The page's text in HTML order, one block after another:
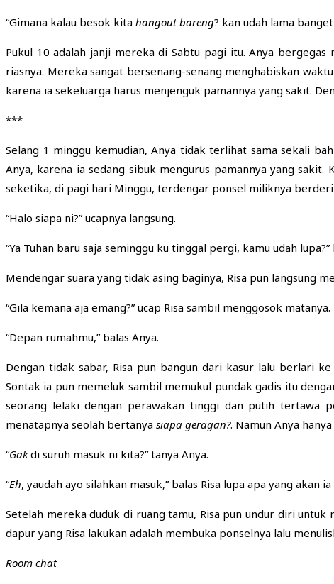
“Gimana kalau besok kita hangout bareng? kan udah lama
Pukul 10 adalah janji mereka di Sabtu pagi itu. Anya
riasnya. Mereka sangat bersenang-senang menghabiskan
karena ia sekeluarga harus menjenguk pamannya yang sakit.
***
Selang 1 minggu kemudian, Anya tidak terlihat sama sekali
Anya, karena ia sedang sibuk mengurus pamannya yang
seketika, di pagi hari Minggu, terdengar ponsel miliknya
“Halo siapa ni?” ucapnya langsung.
“Ya Tuhan baru saja seminggu ku tinggal pergi, kamu udah
Mendengar suara yang tidak asing baginya, Risa pun langsung
“Gila kemana aja emang?” ucap Risa sambil menggosok matanya.
“Depan rumahmu,” balas Anya.
Dengan tidak sabar, Risa pun bangun dari kasur lalu berlari
Sontak ia pun memeluk sambil memukul pundak gadis itu
seorang lelaki dengan perawakan tinggi dan putih tertawa
menatapnya seolah bertanya siapa geragan?. Namun Anya
“Gakdi suruh masuk ni kita?” tanya Anya.
“Eh, yaudah ayo silahkan masuk,” balas Risa lupa apa yang akan
Setelah mereka duduk di ruang tamu, Risa pun undur diri
dapur yang Risa lakukan adalah membuka ponselnya lalu
Room chat